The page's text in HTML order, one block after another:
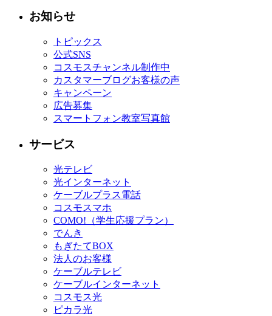
お知らせ
トピックス
公式SNS
コスモスチャンネル制作中
カスタマーブログお客様の声
キャンペーン
広告募集
スマートフォン教室写真館
サービス
光テレビ
光インターネット
ケーブルプラス電話
コスモスマホ
COMO!（学生応援プラン）
でんき
もぎたてBOX
法人のお客様
ケーブルテレビ
ケーブルインターネット
コスモス光
ピカラ光